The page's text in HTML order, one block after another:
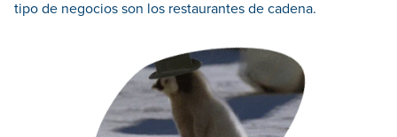
tipo de negocios son los restaurantes de cadena.